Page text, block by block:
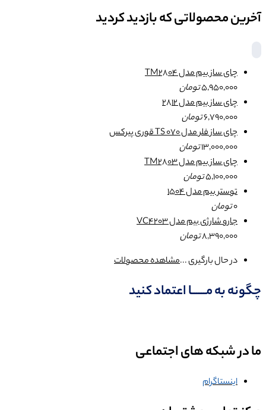
آخرین محصولاتی که بازدید کردید
چای ساز بیم مدل TM2804
5,950,000تومان
چای ساز بیم مدل 2812
6,790,000تومان
چای ساز فلر مدل TS 070 قوری پیرکس
13,000,000تومان
چای ساز بیم مدل TM2803
5,100,000تومان
توستر بیم مدل 1504
0تومان
جارو شارژی بیم مدل VC4203
8,390,000تومان
در حال بارگیری ...مشاهده محصولات
چگونه به مــــــا اعتماد کنید
ما در شبکه های اجتماعی
اینستاگرام